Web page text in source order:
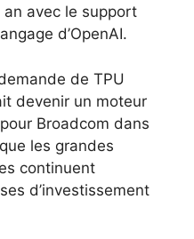
an avec le support
d’OpenAI.
de TPU
devenir un moteur
Broadcom dans
les grandes
continuent
d’investissement